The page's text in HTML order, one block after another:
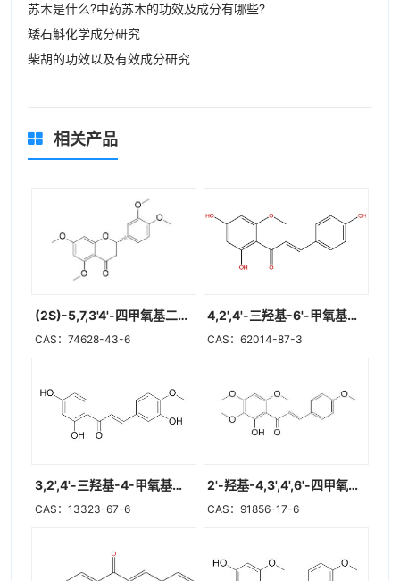
苏木是什么?中药苏木的功效及成分有哪些?
矮石斛化学成分研究
柴胡的功效以及有效成分研究
相关产品
(2S)-5,7,3'4'-四甲氧基二氢黄酮
CAS：74628-43-6
4,2',4'-三羟基-6'-甲氧基查耳酮
CAS：62014-87-3
3,2',4'-三羟基-4-甲氧基查耳酮
CAS：13323-67-6
2'-羟基-4,3',4',6'-四甲氧基查尔酮
CAS：91856-17-6